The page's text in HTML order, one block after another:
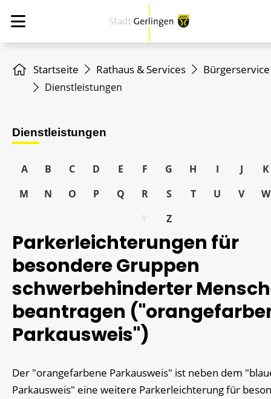
Startseite Rathaus & Services Bürgerservice
Dienstleistungen
Dienstleistungen
A B C D E F G H I J
K
M
N O P Q R S T U V
W
Z
Parkerleichterungen für
besondere Gruppen
schwerbehinderter
beantragen
Parkausweis")
Der "orangefarbene Parkausweis" ist neben dem
Parkausweis" eine weitere Parkerleichterung für